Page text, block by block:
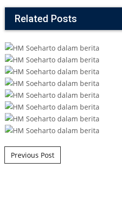
Related Posts
Post navigation
Previous Post